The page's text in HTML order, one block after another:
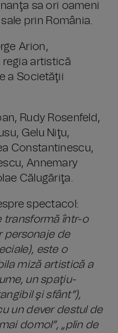
sa ori oameni
prin România.
Arion,
artistică
a Societăţii
Rudy Rosenfeld,
Gelu Niţu,
Constantinescu,
Annemary
Călugăriţa.
spectacol:
transformă într-o
personaje de
este o
miză artistică a
un spaţiu-
şi sfânt”),
un dever destul de
domol”, „plin de